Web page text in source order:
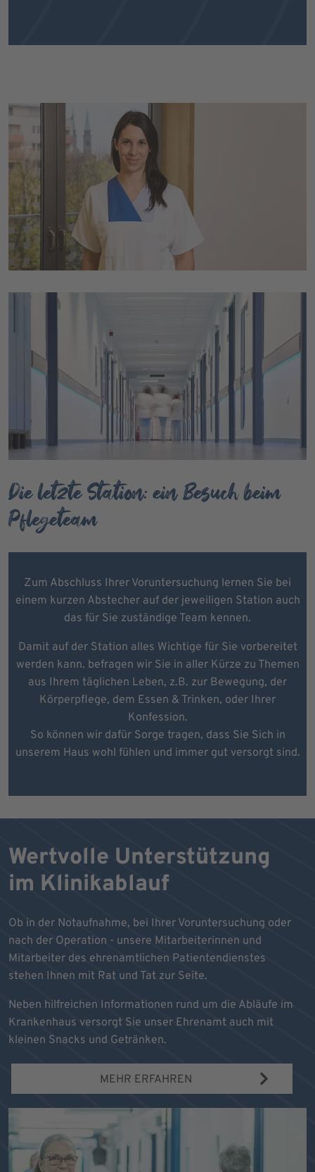
Die letzte Station: ein Besuch beim
Pflegeteam
Zum Abschluss Ihrer Voruntersuchung lernen Sie bei
einem kurzen Abstecher auf der jeweiligen Station auch
das für Sie zuständige Team kennen.
Damit auf der Station alles Wichtige für Sie vorbereitet
werden kann. befragen wir Sie in aller Kürze zu Themen
aus Ihrem täglichen Leben, z.B. zur Bewegung, der
Körperpflege, dem Essen & Trinken, oder Ihrer
Konfession.
So können wir dafür Sorge tragen, dass Sie Sich in
unserem Haus wohl fühlen und immer gut versorgt sind.
Wertvolle Unterstützung
im Klinikablauf
Ob in der Notaufnahme, bei Ihrer Voruntersuchung oder
nach der Operation - unsere Mitarbeiterinnen und
Mitarbeiter des ehrenamtlichen Patientendienstes
stehen Ihnen mit Rat und Tat zur Seite.
Neben hilfreichen Informationen rund um die Abläufe im
Krankenhaus versorgt Sie unser Ehrenamt auch mit
kleinen Snacks und Getränken.
MEHR ERFAHREN